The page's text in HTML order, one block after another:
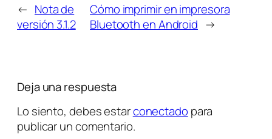
← Nota de
versión 3.1.2
Cómo imprimir en impresora
Bluetooth en Android →
Deja una respuesta
Lo siento, debes estarconectado para
publicar un comentario.